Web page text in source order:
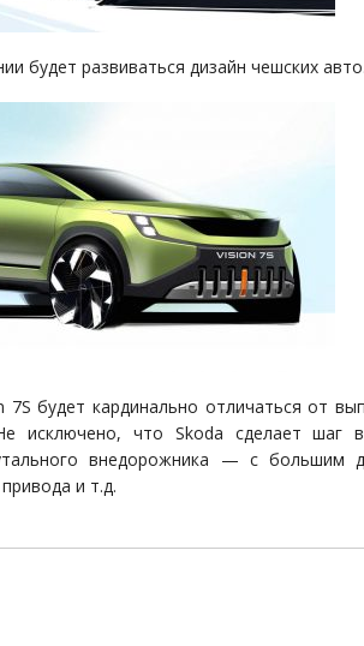
будет развиваться дизайн чешских
7S будет кардинально отличаться от
исключено, что Skoda сделает шаг
внедорожника — с большим
и т.д.